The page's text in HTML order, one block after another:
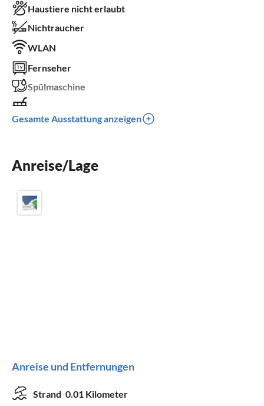
Haustiere nicht erlaubt
Nichtraucher
WLAN
Fernseher
Spülmaschine
Parkplatz
Gesamte Ausstattung anzeigen
Anreise/Lage
Anreise und Entfernungen
Strand 0.01 Kilometer